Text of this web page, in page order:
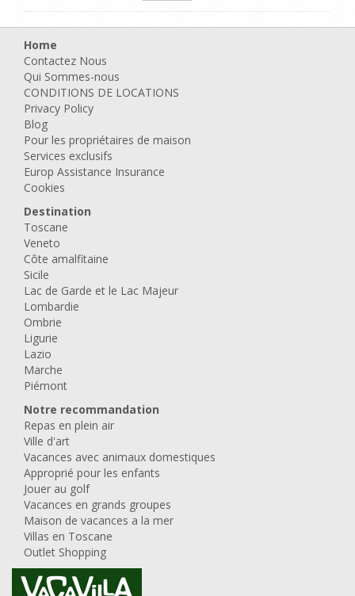
Home
Contactez Nous
Qui Sommes-nous
CONDITIONS DE LOCATIONS
Privacy Policy
Blog
Pour les propriétaires de maison
Services exclusifs
Europ Assistance Insurance
Cookies
Destination
Toscane
Veneto
Côte amalfitaine
Sicile
Lac de Garde et le Lac Majeur
Lombardie
Ombrie
Ligurie
Lazio
Marche
Piémont
Notre recommandation
Repas en plein air
Ville d'art
Vacances avec animaux domestiques
Approprié pour les enfants
Jouer au golf
Vacances en grands groupes
Maison de vacances a la mer
Villas en Toscane
Outlet Shopping